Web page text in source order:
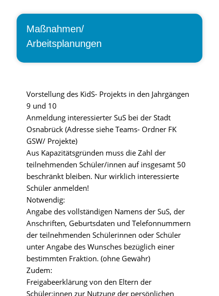
Maßnahmen/
Arbeitsplanungen
Vorstellung des KidS- Projekts in den Jahrgängen
9 und 10
Anmeldung interessierter SuS bei der Stadt
Osnabrück (Adresse siehe Teams- Ordner FK
GSW/ Projekte)
Aus Kapazitätsgründen muss die Zahl der
teilnehmenden Schüler/innen auf insgesamt 50
beschränkt bleiben. Nur wirklich interessierte
Schüler anmelden!
Notwendig:
Angabe des vollständigen Namens der SuS, der
Anschriften, Geburtsdaten und Telefonnummern
der teilnehmenden Schülerinnen oder Schüler
unter Angabe des Wunsches bezüglich einer
bestimmten Fraktion. (ohne Gewähr)
Zudem:
Freigabeerklärung von den Eltern der
Schüler:innen zur Nutzung der persönlichen